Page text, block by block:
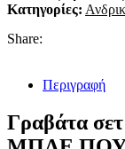
Κατηγορίες:
Share:
Περιγραφή
Γραβάτα